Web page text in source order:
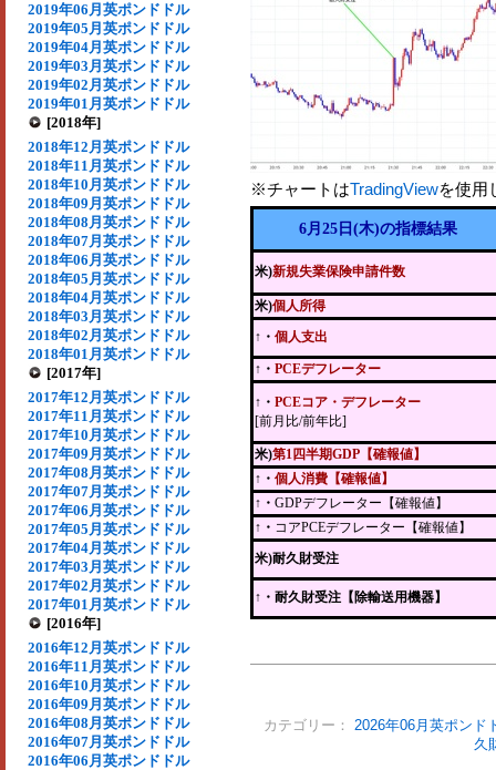
2019年06月英ポンドドル
2019年05月英ポンドドル
2019年04月英ポンドドル
2019年03月英ポンドドル
2019年02月英ポンドドル
2019年01月英ポンドドル
[2018年]
2018年12月英ポンドドル
2018年11月英ポンドドル
2018年10月英ポンドドル
2018年09月英ポンドドル
2018年08月英ポンドドル
2018年07月英ポンドドル
2018年06月英ポンドドル
2018年05月英ポンドドル
2018年04月英ポンドドル
2018年03月英ポンドドル
2018年02月英ポンドドル
2018年01月英ポンドドル
[2017年]
2017年12月英ポンドドル
2017年11月英ポンドドル
2017年10月英ポンドドル
2017年09月英ポンドドル
2017年08月英ポンドドル
2017年07月英ポンドドル
2017年06月英ポンドドル
2017年05月英ポンドドル
2017年04月英ポンドドル
2017年03月英ポンドドル
2017年02月英ポンドドル
2017年01月英ポンドドル
[2016年]
2016年12月英ポンドドル
2016年11月英ポンドドル
2016年10月英ポンドドル
2016年09月英ポンドドル
2016年08月英ポンドドル
2016年07月英ポンドドル
2016年06月英ポンドドル
※チャートはTradingViewを使用
6月25日(木)の指標結果
米)新規失業保険申請件数
米)個人所得
↑・ 個人支出
↑・ PCEデフレーター
↑・ PCEコア・デフレーター
[前月比/前年比]
米)第1四半期GDP【確報値】
↑・ 個人消費【確報値】
↑・ GDPデフレーター【確報値】
↑・ コアPCEデフレーター【確報値】
米)耐久財受注
↑ ・耐久財受注【除輸送用機器】
カテゴリー： 2026年06月英ポンド
久